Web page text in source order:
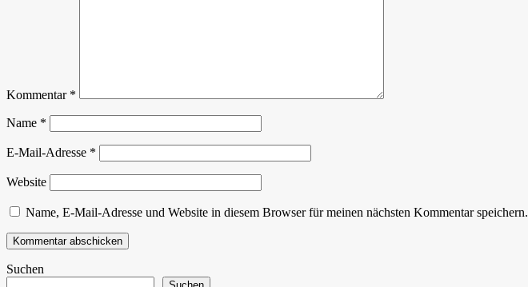
Kommentar *
Name *
E-Mail-Adresse *
Website
Name, E-Mail-Adresse und Website in diesem Browser für meinen nächsten Kommentar speichern.
Suchen